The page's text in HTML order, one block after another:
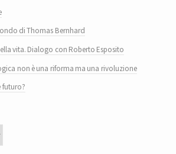
di Thomas Bernhard
vita. Dialogo con Roberto Esposito
non è una riforma ma una rivoluzione
futuro?